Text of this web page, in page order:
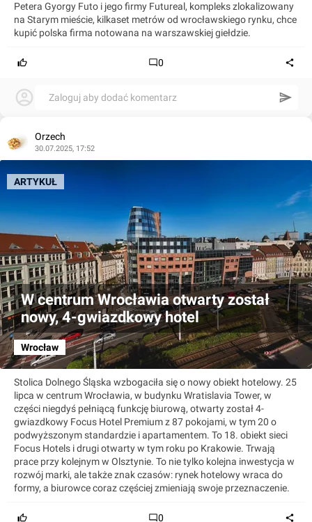
Petera Gyorgy Futo i jego firmy Futureal, kompleks zlokalizowany
na Starym mieście, kilkaset metrów od wrocławskiego rynku, chce
kupić polska firma notowana na warszawskiej giełdzie.
0
Zaloguj aby dodać komentarz
Orzech
30.07.2025, 17:52
W centrum Wrocławia otwarty został
nowy, 4-gwiazdkowy hotel
Wrocław
ARTYKUŁ
Stolica Dolnego Śląska wzbogaciła się o nowy obiekt hotelowy. 25
lipca w centrum Wrocławia, w budynku Wratislavia Tower, w
części niegdyś pełniącą funkcję biurową, otwarty został 4-
gwiazdkowy Focus Hotel Premium z 87 pokojami, w tym 20 o
podwyższonym standardzie i apartamentem. To 18. obiekt sieci
Focus Hotels i drugi otwarty w tym roku po Krakowie. Trwają
prace przy kolejnym w Olsztynie. To nie tylko kolejna inwestycja w
rozwój marki, ale także znak czasów: rynek hotelowy wraca do
formy, a biurowce coraz częściej zmieniają swoje przeznaczenie.
0